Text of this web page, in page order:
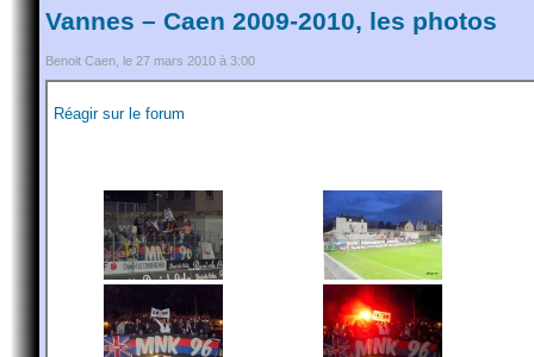
Vannes – Caen 2009-2010, les photos
Benoit Caen, le 27 mars 2010 à 3:00
Réagir sur le forum